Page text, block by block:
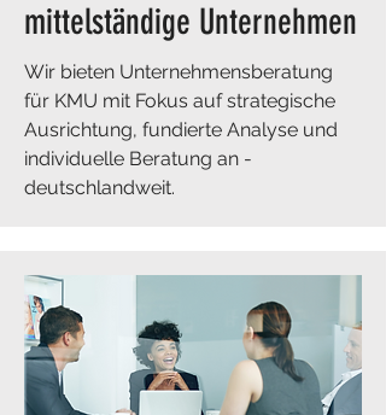
mittelständige Unternehmen
Wir bieten Unternehmensberatung
für KMU mit Fokus auf strategische
Ausrichtung, fundierte Analyse und
individuelle Beratung an -
deutschlandweit.